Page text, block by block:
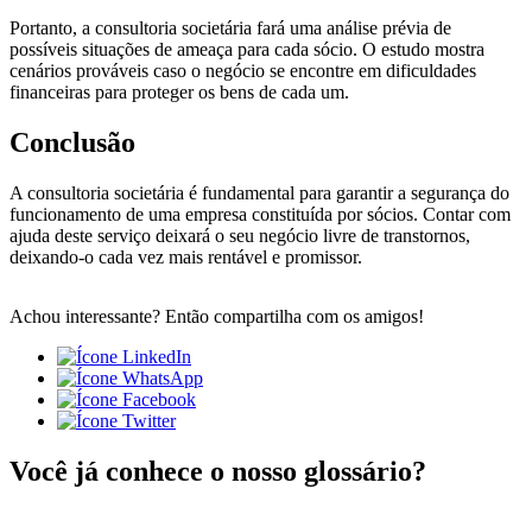
Portanto, a consultoria societária fará uma análise prévia de
possíveis situações de ameaça para cada sócio. O estudo mostra
cenários prováveis caso o negócio se encontre em dificuldades
financeiras para proteger os bens de cada um.
Conclusão
A consultoria societária é fundamental para garantir a segurança do
funcionamento de uma empresa constituída por sócios. Contar com
ajuda deste serviço deixará o seu negócio livre de transtornos,
deixando-o cada vez mais rentável e promissor.
Achou interessante? Então compartilha com os amigos!
Você já conhece o nosso glossário?